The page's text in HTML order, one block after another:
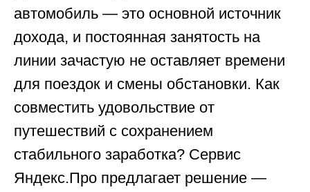
автомобиль — это основной источник
дохода, и постоянная занятость на
линии зачастую не оставляет времени
для поездок и смены обстановки. Как
совместить удовольствие от
путешествий с сохранением
стабильного заработка? Сервис
Яндекс.Про предлагает решение —